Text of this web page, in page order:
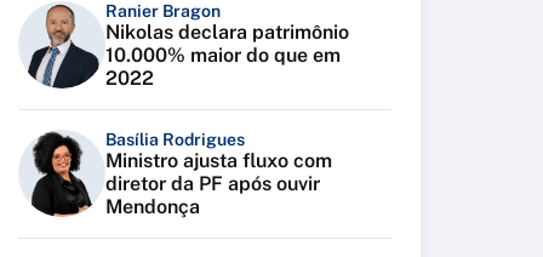
Ranier Bragon
Nikolas declara patrimônio
10.000% maior do que em
2022
Basília Rodrigues
Ministro ajusta fluxo com
diretor da PF após ouvir
Mendonça